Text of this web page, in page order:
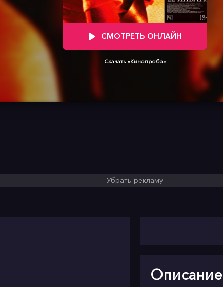
СМОТРЕТЬ ОНЛАЙН
Скачать «Кинопроба»
Убрать рекламу
Описание